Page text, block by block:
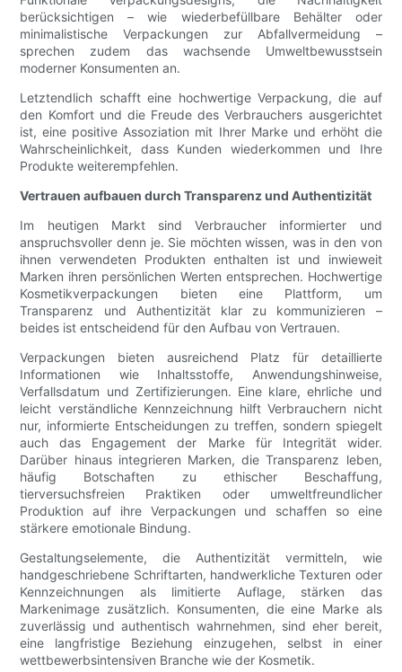
berücksichtigen – wie wiederbefüllbare Behälter oder
minimalistische Verpackungen zur Abfallvermeidung –
sprechen zudem das wachsende Umweltbewusstsein
moderner Konsumenten an.
Letztendlich schafft eine hochwertige Verpackung, die auf
den Komfort und die Freude des Verbrauchers ausgerichtet
ist, eine positive Assoziation mit Ihrer Marke und erhöht die
Wahrscheinlichkeit, dass Kunden wiederkommen und Ihre
Produkte weiterempfehlen.
Vertrauen aufbauen durch Transparenz und Authentizität
Im heutigen Markt sind Verbraucher informierter und
anspruchsvoller denn je. Sie möchten wissen, was in den von
ihnen verwendeten Produkten enthalten ist und inwieweit
Marken ihren persönlichen Werten entsprechen. Hochwertige
Kosmetikverpackungen bieten eine Plattform, um
Transparenz und Authentizität klar zu kommunizieren –
beides ist entscheidend für den Aufbau von Vertrauen.
Verpackungen bieten ausreichend Platz für detaillierte
Informationen wie Inhaltsstoffe, Anwendungshinweise,
Verfallsdatum und Zertifizierungen. Eine klare, ehrliche und
leicht verständliche Kennzeichnung hilft Verbrauchern nicht
nur, informierte Entscheidungen zu treffen, sondern spiegelt
auch das Engagement der Marke für Integrität wider.
Darüber hinaus integrieren Marken, die Transparenz leben,
häufig Botschaften zu ethischer Beschaffung,
tierversuchsfreien Praktiken oder umweltfreundlicher
Produktion auf ihre Verpackungen und schaffen so eine
stärkere emotionale Bindung.
Gestaltungselemente, die Authentizität vermitteln, wie
handgeschriebene Schriftarten, handwerkliche Texturen oder
Kennzeichnungen als limitierte Auflage, stärken das
Markenimage zusätzlich. Konsumenten, die eine Marke als
zuverlässig und authentisch wahrnehmen, sind eher bereit,
eine langfristige Beziehung einzugehen, selbst in einer
wettbewerbsintensiven Branche wie der Kosmetik.